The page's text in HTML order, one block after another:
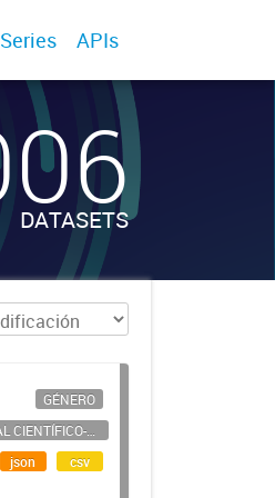
Series APIs
DATASETS
GÉNERO
PERSONAL CIENTÍFICO-TECNOLÓGICO
json
csv